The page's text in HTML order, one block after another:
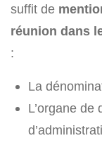
suffit de
réunion dans
:
La
L’organe